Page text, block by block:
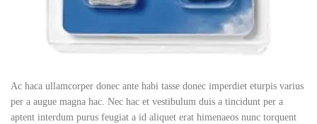
Ac haca ullamcorper donec ante habi tasse donec imperdiet eturpis varius
per a augue magna hac. Nec hac et vestibulum duis a tincidunt per a
aptent interdum purus feugiat a id aliquet erat himenaeos nunc torquent